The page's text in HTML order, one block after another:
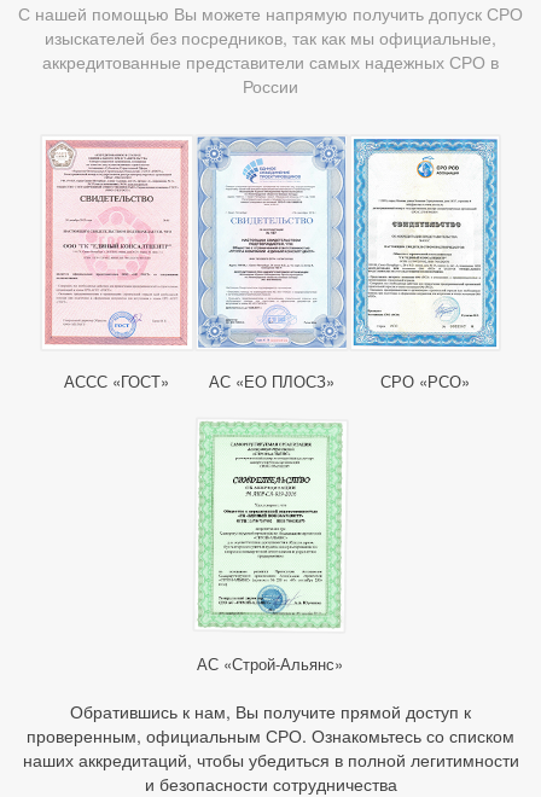
С нашей помощью Вы можете напрямую получить допуск СРО
изыскателей без посредников, так как мы официальные,
аккредитованные представители самых надежных СРО в
России
АССС «ГОСТ» АС «ЕО ПЛОСЗ» СРО «РСО»
АС «Строй-Альянс»
Обратившись к нам, Вы получите прямой доступ к
проверенным, официальным СРО. Ознакомьтесь со списком
наших аккредитаций, чтобы убедиться в полной легитимности
и безопасности сотрудничества